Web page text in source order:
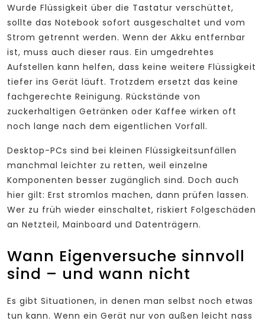
Wurde Flüssigkeit über die Tastatur verschüttet,
sollte das Notebook sofort ausgeschaltet und vom
Strom getrennt werden. Wenn der Akku entfernbar
ist, muss auch dieser raus. Ein umgedrehtes
Aufstellen kann helfen, dass keine weitere Flüssigkeit
tiefer ins Gerät läuft. Trotzdem ersetzt das keine
fachgerechte Reinigung. Rückstände von
zuckerhaltigen Getränken oder Kaffee wirken oft
noch lange nach dem eigentlichen Vorfall.
Desktop-PCs sind bei kleinen Flüssigkeitsunfällen
manchmal leichter zu retten, weil einzelne
Komponenten besser zugänglich sind. Doch auch
hier gilt: Erst stromlos machen, dann prüfen lassen.
Wer zu früh wieder einschaltet, riskiert Folgeschäden
an Netzteil, Mainboard und Datenträgern.
Wann Eigenversuche sinnvoll
sind – und wann nicht
Es gibt Situationen, in denen man selbst noch etwas
tun kann. Wenn ein Gerät nur von außen leicht nass